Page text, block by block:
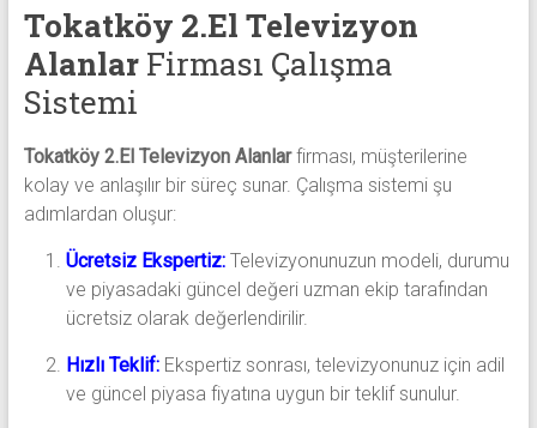
Tokatköy 2.El Televizyon
AlanlarFirması Çalışma
Sistemi
Tokatköy 2.El Televizyon Alanlarfirması, müşterilerine
kolay ve anlaşılır bir süreç sunar. Çalışma sistemi şu
adımlardan oluşur:
Ücretsiz Ekspertiz:Televizyonunuzun modeli, durumu
ve piyasadaki güncel değeri uzman ekip tarafından
ücretsiz olarak değerlendirilir.
Hızlı Teklif:Ekspertiz sonrası, televizyonunuz için adil
ve güncel piyasa fiyatına uygun bir teklif sunulur.